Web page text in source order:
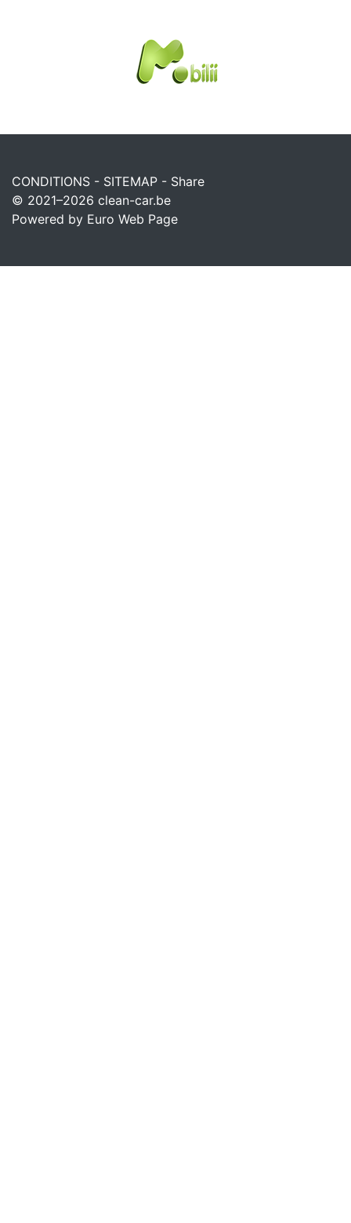
CONDITIONS - SITEMAP - Share
© 2021–2026 clean-car.be
Powered by Euro Web Page